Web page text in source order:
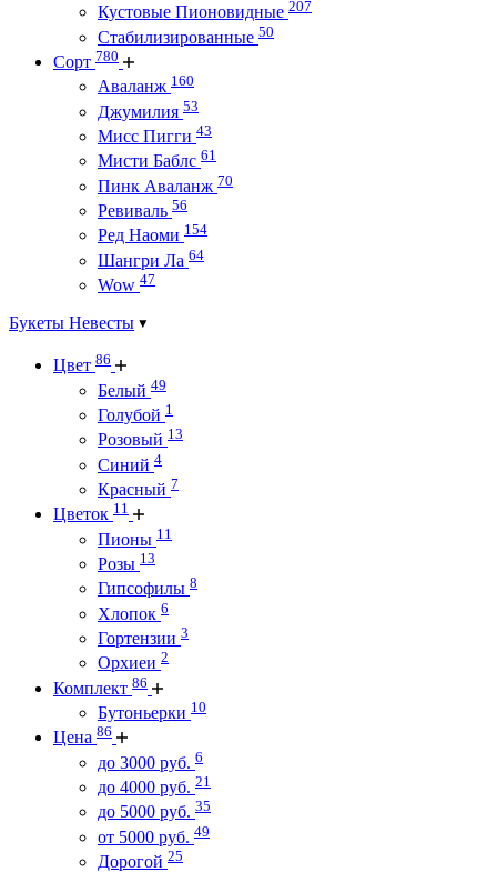
Кустовые Пионовидные 207
Стабилизированные 50
Сорт 780
Аваланж 160
Джумилия 53
Мисс Пигги 43
Мисти Баблс 61
Пинк Аваланж 70
Ревиваль 56
Ред Наоми 154
Шангри Ла 64
Wow 47
Букеты Невесты
Цвет 86
Белый 49
Голубой 1
Розовый 13
Синий 4
Красный 7
Цветок 11
Пионы 11
Розы 13
Гипсофилы 8
Хлопок 6
Гортензии 3
Орхиеи 2
Комплект 86
Бутоньерки 10
Цена 86
до 3000 руб. 6
до 4000 руб. 21
до 5000 руб. 35
от 5000 руб. 49
Дорогой 25